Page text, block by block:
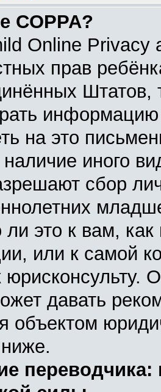
COPPA?
Online Privacy
прав
Штатов,
на это
иного
сбор
это к вам,
или к самой
давать
объектом